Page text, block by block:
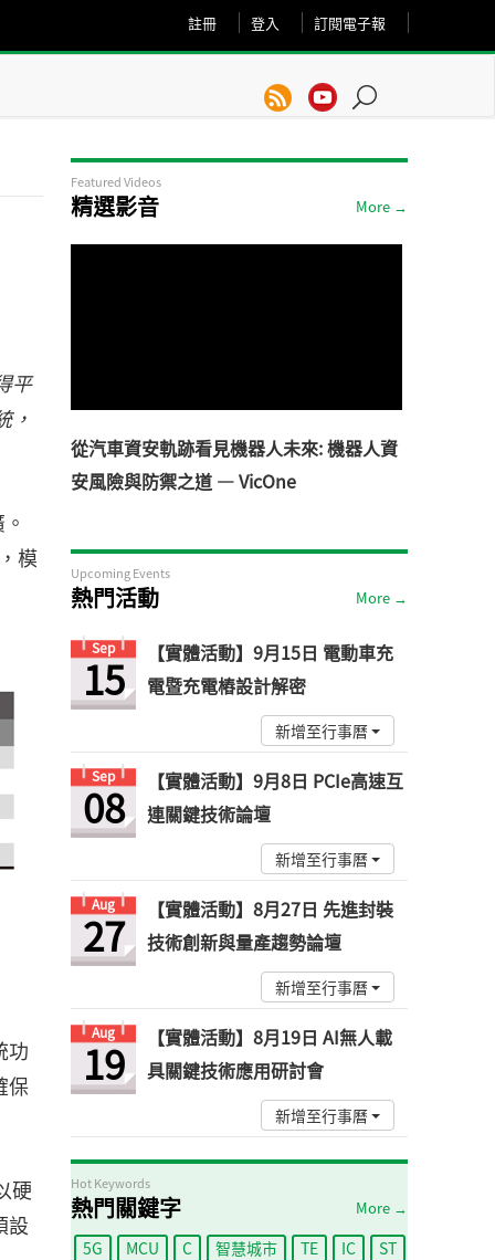
訂閱電子報
登入
註冊
平
，
模
功
保
硬
設
Featured Videos
精選影音 More →
從汽車資安軌跡看見機器人未來: 機器人資
安風險與防禦之道 — VicOne
Upcoming Events
熱門活動 More →
Sep
15
【實體活動】9月15日 電動車充
電暨充電樁設計解密
新增至行事曆
Sep
08
【實體活動】9月8日 PCIe高速互
連關鍵技術論壇
新增至行事曆
Aug
27
【實體活動】8月27日 先進封裝
技術創新與量產趨勢論壇
新增至行事曆
Aug
19
【實體活動】8月19日 AI無人載
具關鍵技術應用研討會
新增至行事曆
Hot Keywords
熱門關鍵字 More →
5G MCU C 智慧城市 TE IC
ST